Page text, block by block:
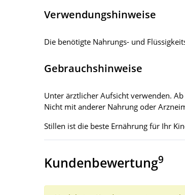
Verwendungshinweise
Die benötigte Nahrungs- und
Gebrauchshinweise
Unter ärztlicher Aufsicht verwenden.
Nicht mit anderer Nahrung oder
Stillen ist die beste Ernährung für Ihr
Kundenbewertung9